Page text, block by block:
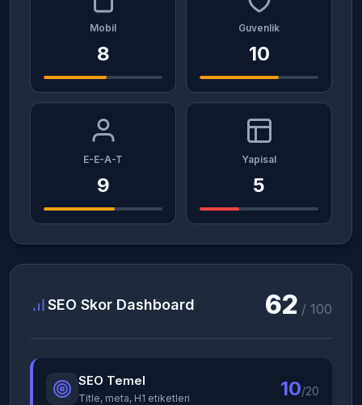
Mobil
8
Guvenlik
10
E-E-A-T
9
Yapisal
5
SEO Skor Dashboard 62 / 100
SEO Temel
Title, meta, H1 etiketleri 10/20